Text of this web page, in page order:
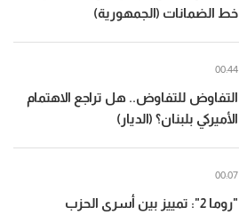
خط الضمانات (الجمهورية)
التفاوض للتفاوض.. هل تراجع الاهتمام
الأميركي بلبنان؟ (الديار)
00:44
"روما 2": تمييز بين أسرى الحزب
00:07